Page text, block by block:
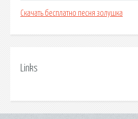
Скачать бесплатно песня золушка
Links